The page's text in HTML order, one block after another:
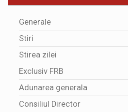
Generale
Stiri
Stirea zilei
Exclusiv FRB
Adunarea generala
Consiliul Director